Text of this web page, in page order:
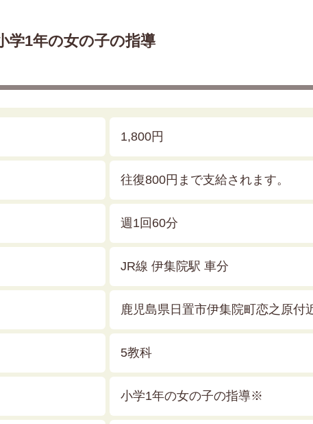
学1年の女の子の指導
1,800円
往復800円まで支給されます。
週1回60分
JR線 伊集院駅 車分
鹿児島県日置市伊集院町恋之原付
5教科
小学1年の女の子の指導※